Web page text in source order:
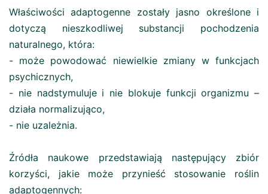
Właściwości adaptogenne zostały jasno określone i
dotyczą nieszkodliwej substancji pochodzenia
naturalnego, która:
- może powodować niewielkie zmiany w funkcjach
psychicznych,
- nie nadstymuluje i nie blokuje funkcji organizmu –
działa normalizująco,
- nie uzależnia.
Źródła naukowe przedstawiają następujący zbiór
korzyści, jakie może przynieść stosowanie roślin
adaptogennych: